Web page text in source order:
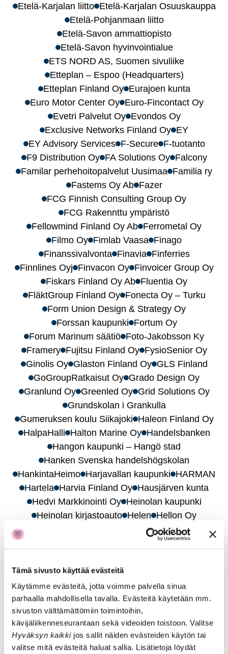
Tämä sivusto käyttää evästeitä
Käytämme evästeitä, jotta voimme palvella sinua
parhaalla mahdollisella tavalla. Evästeitä käytetään mm.
sivuston välttämättömiin toimintoihin,
kävijäliikenneseurantaan sekä videoiden toistoon. Valitse
Hyväksyn kaikki jos sallit näiden evästeiden käytön tai
valitse mitä evästeitä haluat sallia. Lisätietoja löydät
Etelä-Karjalan liitto Etelä-Karjalan Osuuskauppa
Etelä-Pohjanmaan liitto
Etelä-Savon ammattiopisto
Etelä-Savon hyvinvointialue
ETS NORD AS, Suomen sivuliike
Etteplan – Espoo (Headquarters)
Etteplan Finland Oy Eurajoen kunta
Euro Motor Center Oy Euro-Fincontact Oy
Evetri Palvelut Oy Evondos Oy
Exclusive Networks Finland Oy EY
EY Advisory Services F-Secure F-tuotanto
F9 Distribution Oy FA Solutions Oy Falcony
Familar perhehoitopalvelut Uusimaa Familia ry
Fastems Oy Ab Fazer
FCG Finnish Consulting Group Oy
FCG Rakennttu ympäristö
Fellowmind Finland Oy Ab Ferrometal Oy
Filmo Oy Fimlab Vaasa Finago
Finanssivalvonta Finavia Finferries
Finnlines Oyj Finvacon Oy Finvoicer Group Oy
Fiskars Finland Oy Ab Fluentia Oy
FläktGroup Finland Oy Fonecta Oy – Turku
Form Union Design & Strategy Oy
Forssan kaupunki Fortum Oy
Forum Marinum säätiö Foto-Jakobsson Ky
Framery Fujitsu Finland Oy FysioSenior Oy
Ginolis Oy Glaston Finland Oy GLS Finland
GoGroupRatkaisut Oy Grado Design Oy
Granlund Oy Greenled Oy Grid Solutions Oy
Grundskolan i Grankulla
Gumeruksen koulu Siikajoki Haleon Finland Oy
HalpaHalli Halton Marine Oy Handelsbanken
Hangon kaupunki – Hangö stad
Hanken Svenska handelshögskolan
HankintaHeimo Harjavallan kaupunki HARMAN
Hartela Harvia Finland Oy Hausjärven kunta
Hedvi Markkinointi Oy Heinolan kaupunki
Heinolan kirjastoauto Helen Hellon Oy
Helluntaiseurakuntien Koulupalvelu
Helsingin hallinto-oikeus
Helsingin kaupungin Seniori-info
Helsingin kaupungin asunnot Oy
Helsingin kaupungin liikelaitos Stara
Helsingin Kaupunginteatteri Helsingin kaupunki
Helsingin kaupunki, Kaupunkiympäristön
toimiala,Isännöintitiimi 3